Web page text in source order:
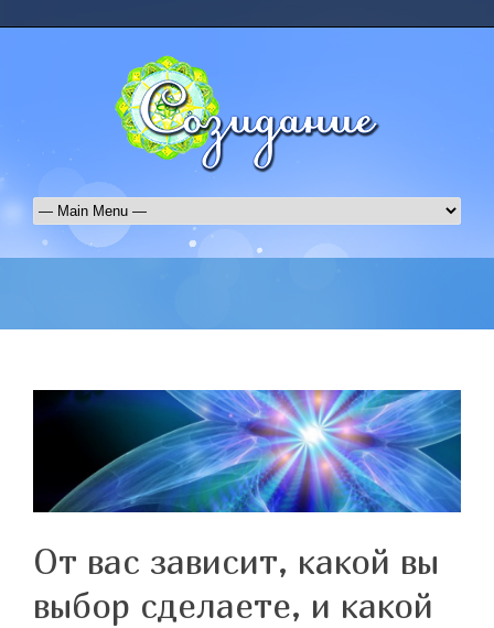
От вас зависит, какой вы
выбор сделаете, и какой